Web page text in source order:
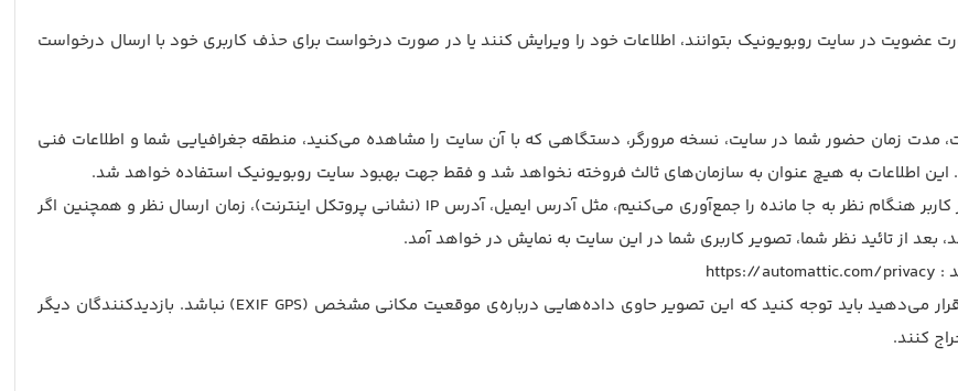
صورت عضویت در سایت روبویونیک بتوانند، اطلاعات خود را ویرایش کنند یا در صورت درخواست برای حذف کاربری خود با ارسال درخواست
مدت زمان حضور شما در سایت، نسخه مرورگر، دستگاهی که با آن سایت را مشاهده می‌کنید، منطقه جغرافیایی شما و اطلاعات فنی
اطلاعات به هیچ عنوان به سازمان‌های ثالث فروخته نخواهد شد و فقط جهت بهبود سایت روبویونیک استفاده خواهد شد.
وقتی بازدیدکنندگان نظری در سایت ارسال می‌کنند، ما داده‌هایی که از کاربر هنگام نظر به جا مانده را جمع‌آوری می‌کنیم، مثل آدرس ایمیل، آدرس IP (نشانی پروتکل اینترنت)، زمان ارسال نظر و همچنین اگر
اگر تصویری را در یکی از سرویس‌های ارائه شده در سایت روبویونیک قرار می‌دهید باید توجه کنید که این تصویر حاوی داده‌هایی درباره‌ی موقعیت مکانی مشخص (EXIF GPS) نباشد. بازدیدکنندگان دیگر
کنند.